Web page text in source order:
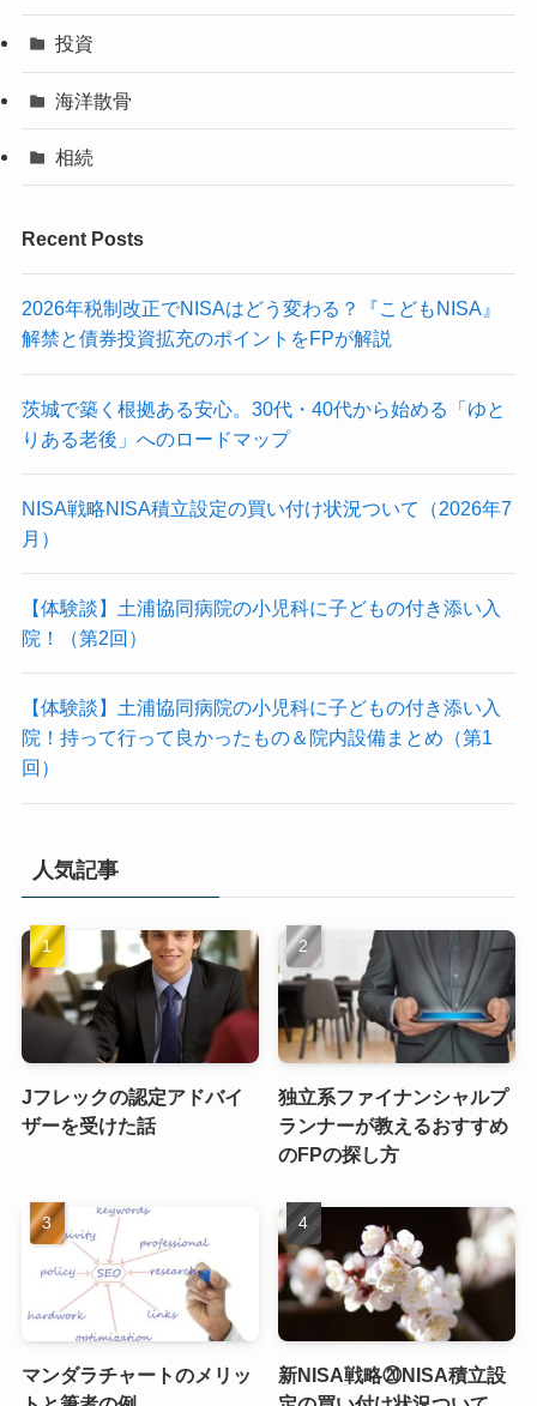
投資
海洋散骨
相続
Recent Posts
2026年税制改正でNISAはどう変わる？『こどもNISA』
解禁と債券投資拡充のポイントをFPが解説
茨城で築く根拠ある安心。30代・40代から始める「ゆと
りある老後」へのロードマップ
NISA戦略NISA積立設定の買い付け状況ついて（2026年7
月）
【体験談】土浦協同病院の小児科に子どもの付き添い入
院！（第2回）
【体験談】土浦協同病院の小児科に子どもの付き添い入
院！持って行って良かったもの＆院内設備まとめ（第1
回）
人気記事
Jフレックの認定アドバイ
ザーを受けた話
独立系ファイナンシャルプ
ランナーが教えるおすすめ
のFPの探し方
マンダラチャートのメリッ
新NISA戦略⑳NISA積立設